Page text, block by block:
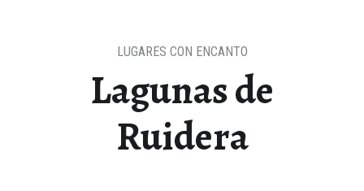
Lagunas de
Ruidera
LUGARES CON ENCANTO